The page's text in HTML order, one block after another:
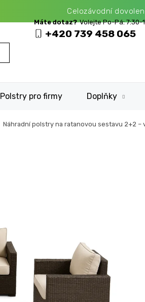
+420 739 458 065
Celozávodní
Polstry pro firmy Doplňky
Náhradní polstry na ratanovou sestavu 2+2 –